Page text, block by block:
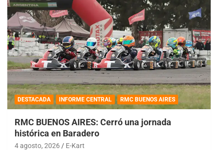
DESTACADA INFORME CENTRAL RMC BUENOS AIRES
RMC BUENOS AIRES: Cerró una jornada
histórica en Baradero
4 agosto, 2026 E-Kart